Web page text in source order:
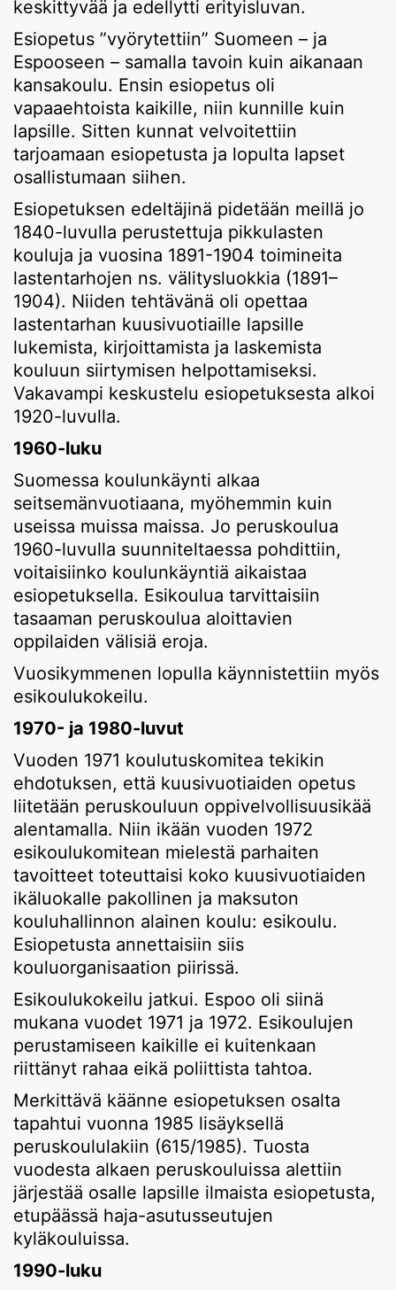
keskittyvää ja edellytti erityisluvan.
Esiopetus ”vyörytettiin” Suomeen – ja
Espooseen – samalla tavoin kuin aikanaan
kansakoulu. Ensin esiopetus oli
vapaaehtoista kaikille, niin kunnille kuin
lapsille. Sitten kunnat velvoitettiin
tarjoamaan esiopetusta ja lopulta lapset
osallistumaan siihen.
Esiopetuksen edeltäjinä pidetään meillä jo
1840-luvulla perustettuja pikkulasten
kouluja ja vuosina 1891-1904 toimineita
lastentarhojen ns. välitysluokkia (1891–
1904). Niiden tehtävänä oli opettaa
lastentarhan kuusivuotiaille lapsille
lukemista, kirjoittamista ja laskemista
kouluun siirtymisen helpottamiseksi.
Vakavampi keskustelu esiopetuksesta alkoi
1920-luvulla.
1960-luku
Suomessa koulunkäynti alkaa
seitsemänvuotiaana, myöhemmin kuin
useissa muissa maissa. Jo peruskoulua
1960-luvulla suunniteltaessa pohdittiin,
voitaisiinko koulunkäyntiä aikaistaa
esiopetuksella. Esikoulua tarvittaisiin
tasaaman peruskoulua aloittavien
oppilaiden välisiä eroja.
Vuosikymmenen lopulla käynnistettiin myös
esikoulukokeilu.
1970- ja 1980-luvut
Vuoden 1971 koulutuskomitea tekikin
ehdotuksen, että kuusivuotiaiden opetus
liitetään peruskouluun oppivelvollisuusikää
alentamalla. Niin ikään vuoden 1972
esikoulukomitean mielestä parhaiten
tavoitteet toteuttaisi koko kuusivuotiaiden
ikäluokalle pakollinen ja maksuton
kouluhallinnon alainen koulu: esikoulu.
Esiopetusta annettaisiin siis
kouluorganisaation piirissä.
Esikoulukokeilu jatkui. Espoo oli siinä
mukana vuodet 1971 ja 1972. Esikoulujen
perustamiseen kaikille ei kuitenkaan
riittänyt rahaa eikä poliittista tahtoa.
Merkittävä käänne esiopetuksen osalta
tapahtui vuonna 1985 lisäyksellä
peruskoululakiin (615/1985). Tuosta
vuodesta alkaen peruskouluissa alettiin
järjestää osalle lapsille ilmaista esiopetusta,
etupäässä haja-asutusseutujen
kyläkouluissa.
1990-luku